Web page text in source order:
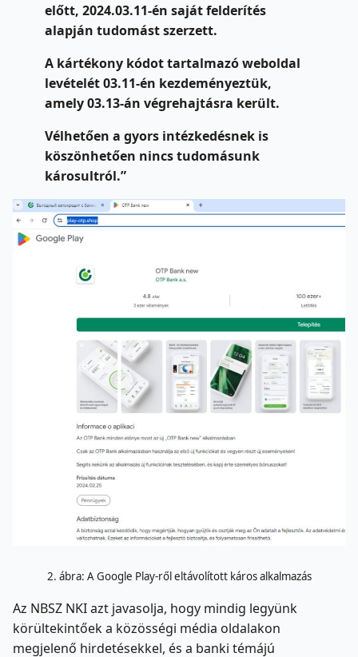
előtt, 2024.03.11-én saját felderítés
alapján tudomást szerzett.
A kártékony kódot tartalmazó weboldal
levételét 03.11-én kezdeményeztük,
amely 03.13-án végrehajtásra került.
Vélhetően a gyors intézkedésnek is
köszönhetően nincs tudomásunk
károsultról.”
2. ábra: A Google Play-ről eltávolított káros alkalmazás
Az NBSZ NKI azt javasolja, hogy mindig legyünk
körültekintőek a közösségi média oldalakon
megjelenő hirdetésekkel, és a banki témájú